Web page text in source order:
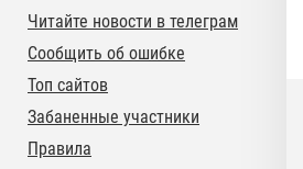
Читайте новости в телеграм
Сообщить об ошибке
Топ сайтов
Забаненные участники
Правила